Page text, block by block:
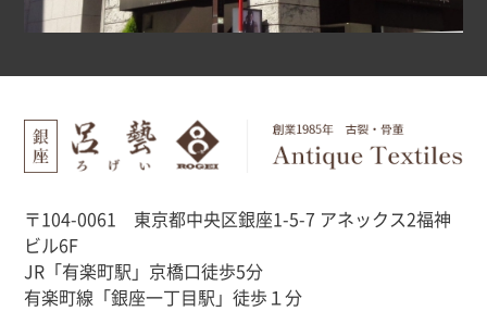
〒104-0061 東京都中央区銀座1-5-7 アネックス2福神
ビル6F
JR「有楽町駅」京橋口徒歩5分
有楽町線「銀座一丁目駅」徒歩１分